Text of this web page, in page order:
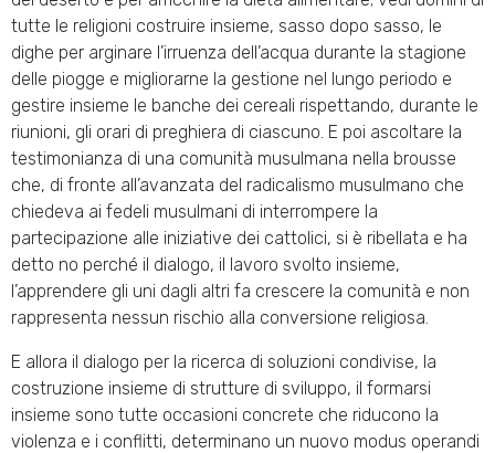
tutte le religioni costruire insieme, sasso dopo sasso, le
dighe per arginare l’irruenza dell’acqua durante la stagione
delle piogge e migliorarne la gestione nel lungo periodo e
gestire insieme le banche dei cereali rispettando, durante le
riunioni, gli orari di preghiera di ciascuno. E poi ascoltare la
testimonianza di una comunità musulmana nella brousse
che, di fronte all’avanzata del radicalismo musulmano che
chiedeva ai fedeli musulmani di interrompere la
partecipazione alle iniziative dei cattolici, si è ribellata e ha
detto no perché il dialogo, il lavoro svolto insieme,
l’apprendere gli uni dagli altri fa crescere la comunità e non
rappresenta nessun rischio alla conversione religiosa.
E allora il dialogo per la ricerca di soluzioni condivise, la
costruzione insieme di strutture di sviluppo, il formarsi
insieme sono tutte occasioni concrete che riducono la
violenza e i conflitti, determinano un nuovo modus operandi